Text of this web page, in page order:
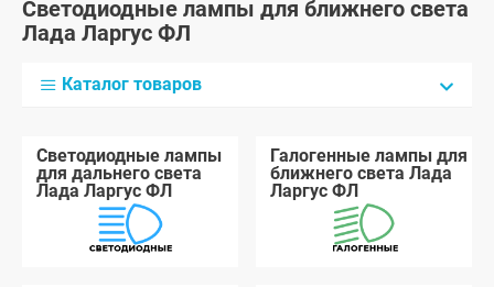
Светодиодные лампы для ближнего света
Лада Ларгус ФЛ
Каталог товаров
Светодиодные лампы
для дальнего света
Лада Ларгус ФЛ
Галогенные лампы для
ближнего света Лада
Ларгус ФЛ